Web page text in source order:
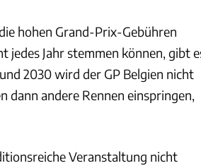
hohen Grand-Prix-Gebühren
Jahr stemmen können, gibt
2030 wird der GP Belgien nicht
dann andere Rennen einspringen,
Veranstaltung nicht